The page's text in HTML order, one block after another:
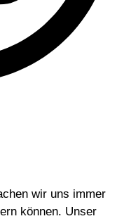
wir uns immer
können. Unser